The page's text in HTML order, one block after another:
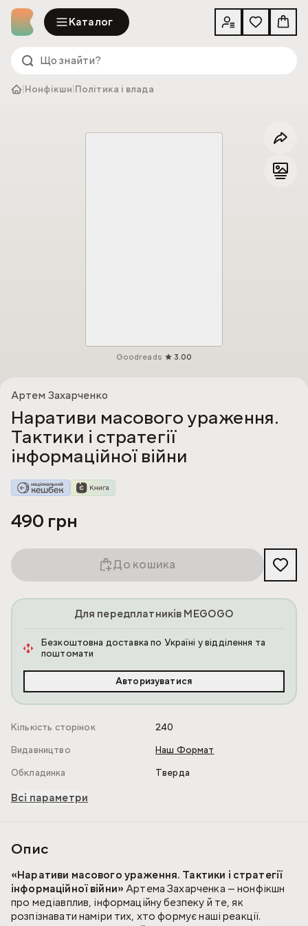
Каталог
Нонфікшн Політика і влада
Goodreads 3.00
Артем Захарченко
Наративи масового ураження.
Тактики і стратегії
інформаційної війни
490 грн
До кошика
Для передплатників MEGOGO
Безкоштовна доставка по Україні у відділення та
поштомати
Авторизуватися
Кількість сторінок
240
Видавництво
Наш Формат
Обкладинка
Тверда
Всі параметри
Опис
«Наративи масового ураження. Тактики і стратегії
інформаційної війни»Артема Захарченка — нонфікшн
про медіавплив, інформаційну безпеку й те, як
розпізнавати наміри тих, хто формує наші реакції.